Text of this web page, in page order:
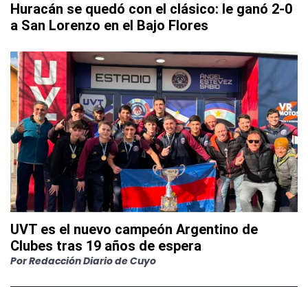
Huracán se quedó con el clásico: le ganó 2-0
a San Lorenzo en el Bajo Flores
UVT es el nuevo campeón Argentino de
Clubes tras 19 años de espera
PorRedacción Diario de Cuyo